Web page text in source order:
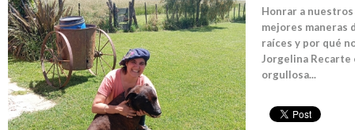
Honrar a
mejores maneras
raíces y por qué
Jorgelina Recarte
orgullosa...